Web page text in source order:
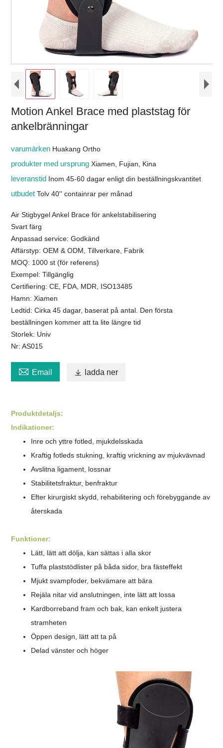
Motion Ankel Brace med plaststag för
ankelbränningar
varumärken Huakang Ortho
produkter med ursprungXiamen, Fujian, Kina
leveranstid Inom 45-60 dagar enligt din beställningskvantitet
utbudetTolv 40'' containrar per månad
Air Stigbygel Ankel Brace för ankelstabilisering
Svart färg
Anpassad service: Godkänd
Affärstyp: OEM & ODM, Tillverkare, Fabrik
MOQ: 1000 st (för referens)
Exempel: Tillgänglig
Certifiering: CE, FDA, MDR, ISO13485
Hamn: Xiamen
Ledtid: Cirka 45 dagar, baserat på antal. Den första
beställningen kommer att ta lite längre tid
Storlek: Univ
Nr: AS015
 Email  ladda ner
Produktdetaljs:
Indikationer:
Inre och yttre fotled, mjukdelsskada
Kraftig fotleds stukning, kraftig vrickning av mjukvävnad
Avslitna ligament, lossnar
Stabilitetsfraktur, benfraktur
Efter kirurgiskt skydd, rehabilitering och förebyggande av
återskada
Funktioner:
Lätt, lätt att dölja, kan sättas i alla skor
Tuffa plaststödlister på båda sidor, bra fästeffekt
Mjukt svampfoder, bekvämare att bära
Rejäla nitar vid anslutningen, inte lätt att lossa
Kardborreband fram och bak, kan enkelt justera
stramheten
Öppen design, lätt att ta på
Delad vänster och höger